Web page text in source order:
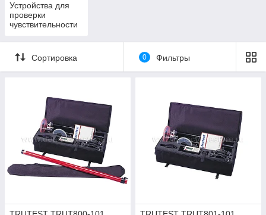
Мы рады предложить вам оборудование Trutest, которое
значительно упрощает процесс проверки извещателей на
чувствительность. С его помощью вы сможете
проконтролировать состояние устройств, отвечающих за
противопожарную безопасность, в любой удобный для вас
момент.
камерой, система управления и заряжающее устройство для
аккумуляторов. Мы можем предложить вам комплекты со
штангой и без. В наборе обязательно идет сумка для
переноски техники и ее хранения.
Аэрозоли Trutest для проверки
чувствительности датчиков
Устройства для
проверки
чувствительности
Сортировка 0 Фильтры